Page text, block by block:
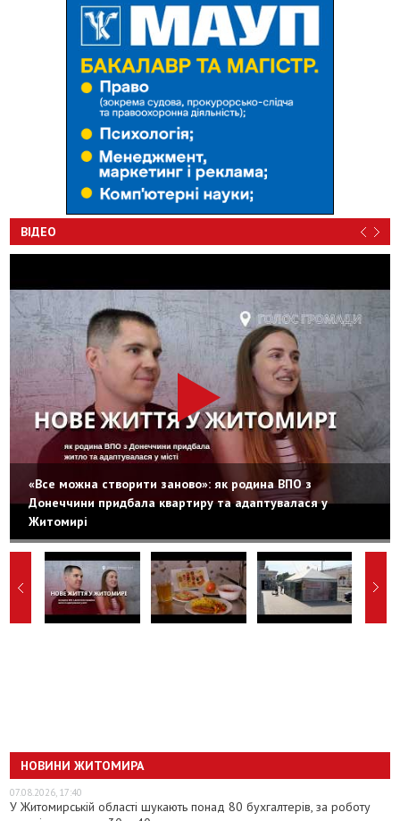
ВІДЕО
«Все можна створити заново»: як родина ВПО з
Донеччини придбала квартиру та адаптувалася у
Житомирі
НОВИНИ ЖИТОМИРА
07.08.2026, 17:40
У Житомирській області шукають понад 80 бухгалтерів, за роботу